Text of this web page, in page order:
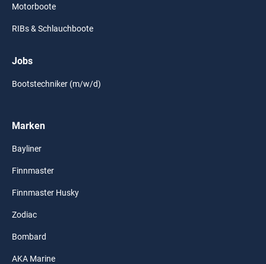
Motorboote
RIBs & Schlauchboote
Jobs
Bootstechniker (m/w/d)
Marken
Bayliner
Finnmaster
Finnmaster Husky
Zodiac
Bombard
AKA Marine